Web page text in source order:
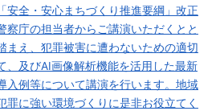
安全・安心まちづくり推進要綱」改正
察庁の担当者からご講演いただくとと
まえ、犯罪被害に遭わないための適切
、及びAI画像解析機能を活用した最新
入例等について講演を行います。地域
罪に強い環境づくりに是非お役立てく